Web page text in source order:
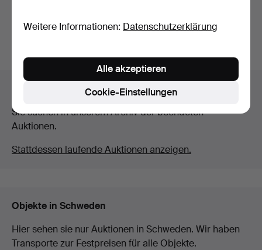
Sie suchen in unserem Archiv der beendeten
Auktionen.
Stattdessen laufende Auktionen anzeigen.
Objekte in Schweden
Hier sehen sie nur Auktionen in Schweden. Wir haben
Transporte zur Festpreisen für alle Objekte.
Weitere Informationen: Datenschutzerklärung
Cookie-Einstellungen
Alle akzeptieren